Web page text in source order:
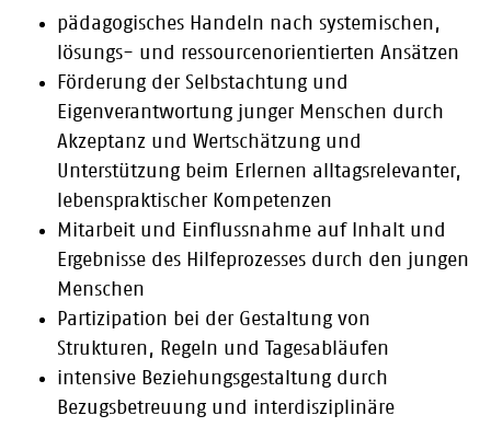
pädagogisches Handeln nach systemischen,
lösungs- und ressourcenorientierten Ansätzen
Förderung der Selbstachtung und
Eigenverantwortung junger Menschen durch
Akzeptanz und Wertschätzung und
Unterstützung beim Erlernen alltagsrelevanter,
lebenspraktischer Kompetenzen
Mitarbeit und Einflussnahme auf Inhalt und
Ergebnisse des Hilfeprozesses durch den jungen
Menschen
Partizipation bei der Gestaltung von
Strukturen, Regeln und Tagesabläufen
intensive Beziehungsgestaltung durch
Bezugsbetreuung und interdisziplinäre